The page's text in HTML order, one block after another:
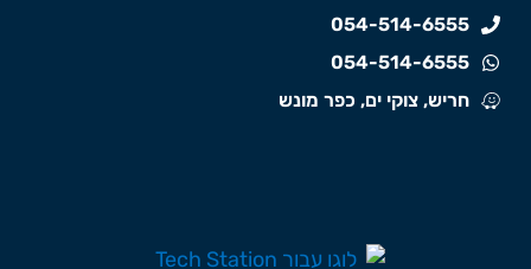
054-514-6555
054-514-6555
חריש, צוקי ים, כפר מונש